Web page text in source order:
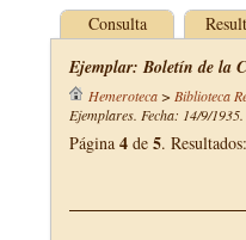
Consulta
Ejemplar: Boletín de la
Hemeroteca> Biblioteca
Ejemplares. Fecha: 14/9/
Página 4 de 5. Resultados: